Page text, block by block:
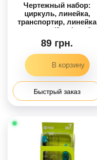
Чертежный набор:
циркуль, линейка,
транспортир, линейка
под углом (2 шт), набор
запасных грифелей и
резинок (Черный)
89 грн.
Быстрый заказ